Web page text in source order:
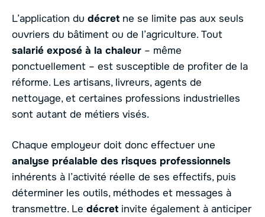
L’application du décret ne se limite pas aux seuls
ouvriers du bâtiment ou de l’agriculture. Tout
salarié exposé à la chaleur – même
ponctuellement – est susceptible de profiter de la
réforme. Les artisans, livreurs, agents de
nettoyage, et certaines professions industrielles
sont autant de métiers visés.
Chaque employeur doit donc effectuer une
analyse préalable des risques professionnels
inhérents à l’activité réelle de ses effectifs, puis
déterminer les outils, méthodes et messages à
transmettre. Le décret invite également à anticiper